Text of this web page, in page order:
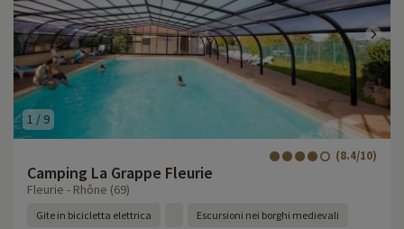
1 / 9
Camping La Grappe Fleurie
(8.4/10)
Fleurie - Rhône (69)
Gite in bicicletta elettrica Escursioni nei borghi medievali